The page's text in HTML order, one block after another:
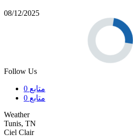
08/12/2025
Follow Us
0 متابع
0 متابع
Weather
Tunis, TN
Ciel Clair